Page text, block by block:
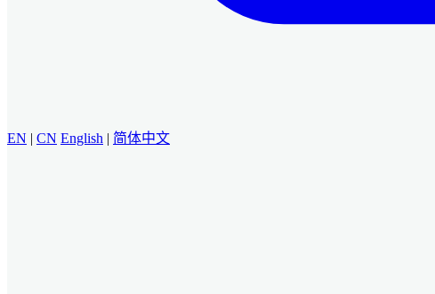
EN | CN English | 简体中文